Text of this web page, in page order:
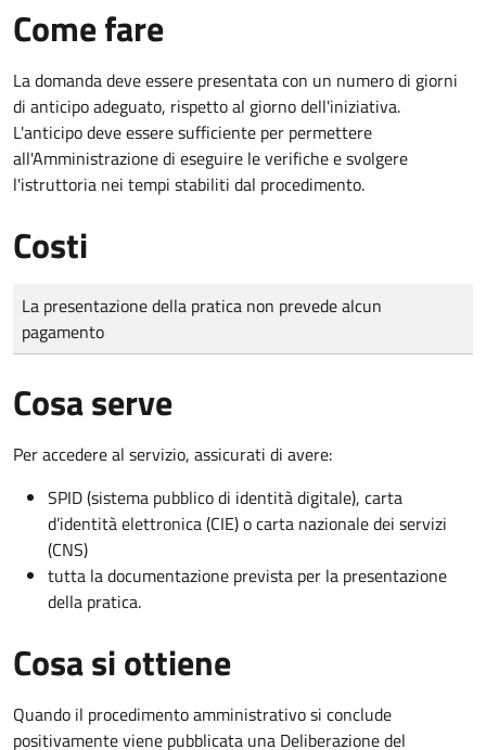
Come fare
La domanda deve essere presentatacon un numero di giorni
di anticipo adeguato, rispetto al giorno dell'iniziativa.
L'anticipo deve essere sufficiente per permettere
all'Amministrazione di eseguire le verifiche e svolgere
l'istruttoria nei tempi stabiliti dal procedimento.
Costi
Tipo di pagamento
Importo
La presentazione della pratica non prevede alcun
pagamento
Cosa serve
Per accedere al servizio, assicurati di avere:
SPID (sistema pubblico di identità digitale), carta
d’identità elettronica (CIE) o carta nazionale dei servizi
(CNS)
tutta la documentazione prevista per la presentazione
della pratica.
Cosa si ottiene
Quando il procedimento amministrativo si conclude
positivamente viene pubblicata una Deliberazione del